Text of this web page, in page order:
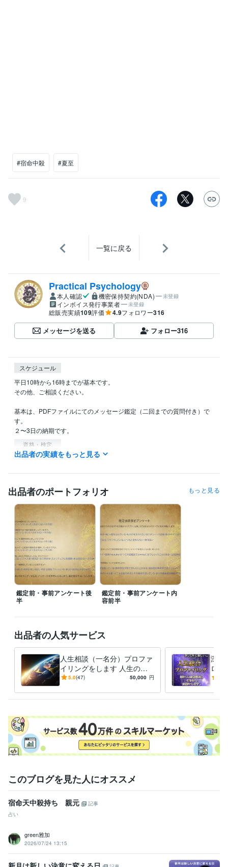
#宿命中殺 #夏至
9
一覧に戻る
Practical Psychology
本人確認 機密保持契約(NDA) 未登録
インボイス発行事業者 未登録
総販売実績109評価 4.9フォロワー316
メッセージを送る フォロー316
スケジュール
平日10時から16時までが基本です。
その他、ご相談ください。
基本は、PDFファイルにてのメッセージ鑑定（二回までの質問付き）で
す。
２〜3日の納期です。
資格・検定
職業訓練指導員 取得年 : 2010年
得意分野
英語 日常会話レベル
出品者の実績をもっと見る
出品者のポートフォリオ もっと見る
鑑定前・事前アンケート後
半
鑑定前・事前アンケート内
容前半
出品者の人気サービス
人生相談（一名分）プロファ
イリングをします 人生の迷
い・モヤモヤ解消をお手伝い
5.0(47) 50,000 円
深い
ロフ
番ご
す。
このブログを見た人にオススメ
宿命天中殺持ち 親元
記事
占い
green雅加
2026/07/24 13:15